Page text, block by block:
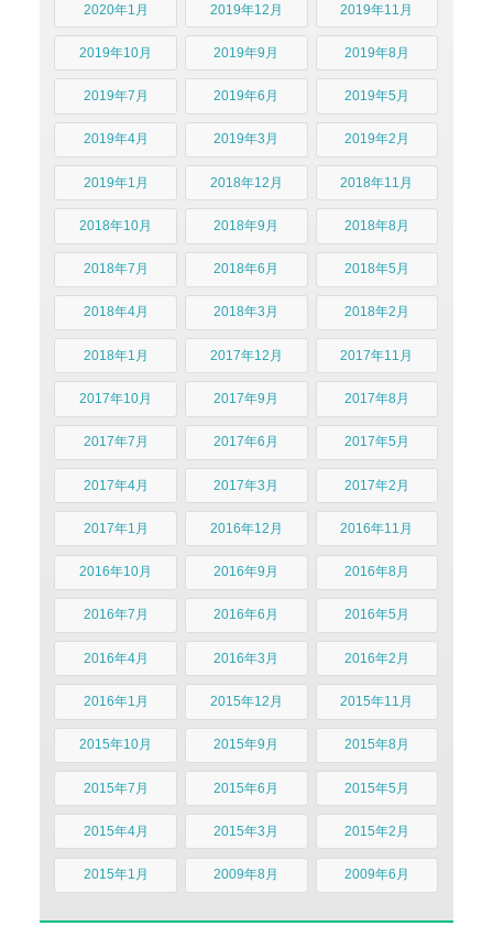
2020年1月 2019年12月 2019年11月
2019年10月 2019年9月 2019年8月
2019年7月 2019年6月 2019年5月
2019年4月 2019年3月 2019年2月
2019年1月 2018年12月 2018年11月
2018年10月 2018年9月 2018年8月
2018年7月 2018年6月 2018年5月
2018年4月 2018年3月 2018年2月
2018年1月 2017年12月 2017年11月
2017年10月 2017年9月 2017年8月
2017年7月 2017年6月 2017年5月
2017年4月 2017年3月 2017年2月
2017年1月 2016年12月 2016年11月
2016年10月 2016年9月 2016年8月
2016年7月 2016年6月 2016年5月
2016年4月 2016年3月 2016年2月
2016年1月 2015年12月 2015年11月
2015年10月 2015年9月 2015年8月
2015年7月 2015年6月 2015年5月
2015年4月 2015年3月 2015年2月
2015年1月 2009年8月 2009年6月